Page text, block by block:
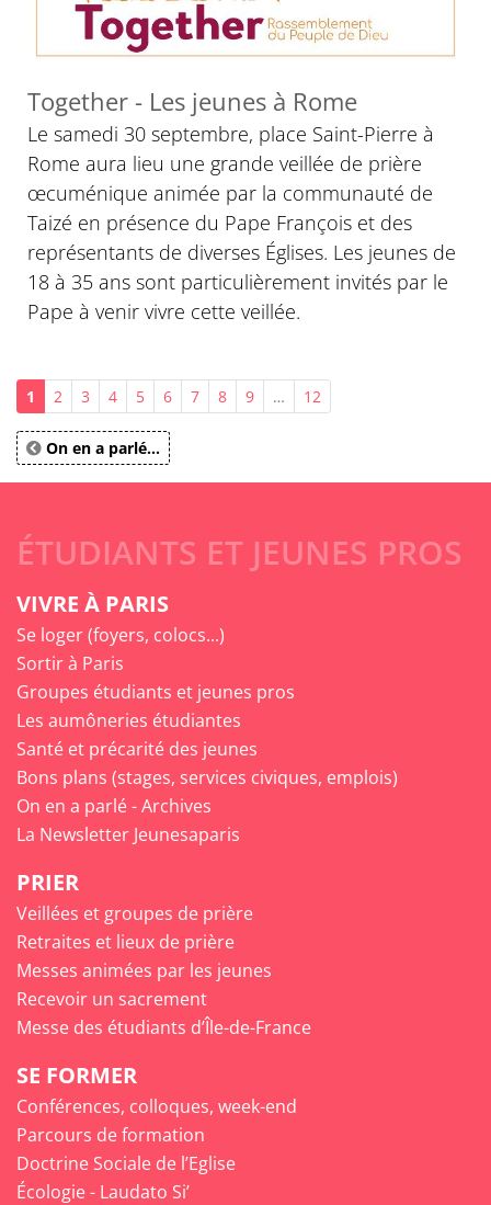
Together - Les jeunes à Rome
Le samedi 30 septembre, place Saint-Pierre à
Rome aura lieu une grande veillée de prière
œcuménique animée par la communauté de
Taizé en présence du Pape François et des
représentants de diverses Églises. Les jeunes de
18 à 35 ans sont particulièrement invités par le
Pape à venir vivre cette veillée.
1 2 3 4 5 6 7 8 9 … 12
On en a parlé...
ÉTUDIANTS ET JEUNES PROS
VIVRE À PARIS
Se loger (foyers, colocs...)
Sortir à Paris
Groupes étudiants et jeunes pros
Les aumôneries étudiantes
Santé et précarité des jeunes
Bons plans (stages, services civiques, emplois)
On en a parlé - Archives
La Newsletter Jeunesaparis
PRIER
Veillées et groupes de prière
Retraites et lieux de prière
Messes animées par les jeunes
Recevoir un sacrement
Messe des étudiants d’Île-de-France
SE FORMER
Conférences, colloques, week-end
Parcours de formation
Doctrine Sociale de l’Eglise
Écologie - Laudato Si’